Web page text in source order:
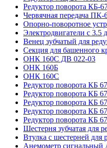
Редуктор поворота КБ-
Червячная передача ПК-
Опорно-поворотное
Электродвигатели с 3.5
Венец зубчатый для
Секция для башенного
ОНК 160С ДВ 022-03
ОНК 160Б
ОНК 160С
Редуктор поворота КБ
Редуктор поворота КБ
Редуктор поворота КБ
Редуктор поворота КБ
Редуктор поворота КБ
Шестерня зубчатая для
Втулка с шестерней для
Анемометр